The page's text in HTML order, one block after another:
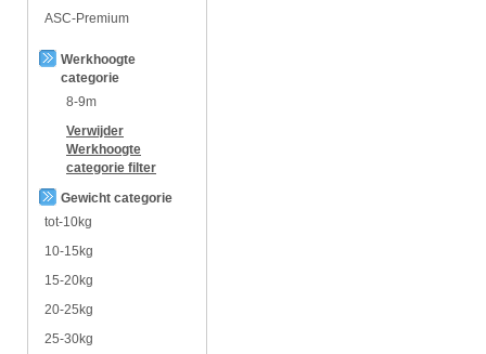
ASC-Premium
Werkhoogte
categorie
8-9m
Verwijder
Werkhoogte
categorie filter
Gewicht categorie
tot-10kg
10-15kg
15-20kg
20-25kg
25-30kg